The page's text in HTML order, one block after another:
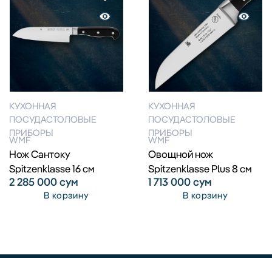
КУХОННАЯ
ПОСУДАСТОЛОВЫЕ
ПРИБОРЫ
WMF
Нож Сантоку
Spitzenklasse 16 см
2 285 000сум
В корзину
КУХОННАЯ
ПОСУДАСТОЛОВЫЕ
ПРИБОРЫ
WMF
Овощной нож
Spitzenklasse Plus 8 см
1 713 000сум
В корзину